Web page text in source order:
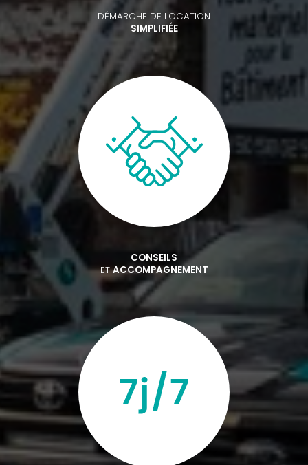
DÉMARCHE DE LOCATION
SIMPLIFIÉE
CONSEILS
ETACCOMPAGNEMENT